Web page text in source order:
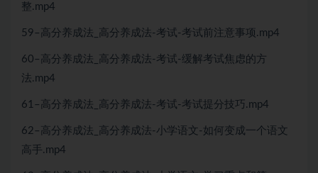
整.mp4
59–高分养成法_高分养成法-考试-考试前注意事项.mp4
60–高分养成法_高分养成法-考试-缓解考试焦虑的方
法.mp4
61–高分养成法_高分养成法-考试-考试提分技巧.mp4
62–高分养成法_高分养成法-小学语文-如何变成一个语文
高手.mp4